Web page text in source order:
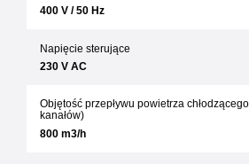
400 V / 50 Hz
Napięcie sterujące
230 V AC
Objętość przepływu powietrza
kanałów)
800 m3/h